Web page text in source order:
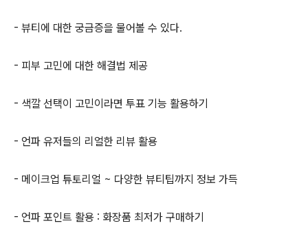
- 뷰티에 대한 궁금증을 물어볼 수 있다.
- 피부 고민에 대한 해결법 제공
- 색깔 선택이 고민이라면 투표 기능 활용하기
- 언파 유저들의 리얼한 리뷰 활용
- 메이크업 튜토리얼 ~ 다양한 뷰티팁까지 정보 가득
- 언파 포인트 활용 : 화장품 최저가 구매하기